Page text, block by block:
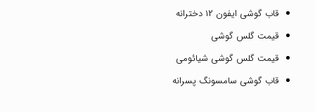
قاب گوشی ایفون ۱۲ دخترانه
قیمت گلس گوشی
قیمت گلس گوشی شیائومی
قاب گوشی سامسونگ پسرانه